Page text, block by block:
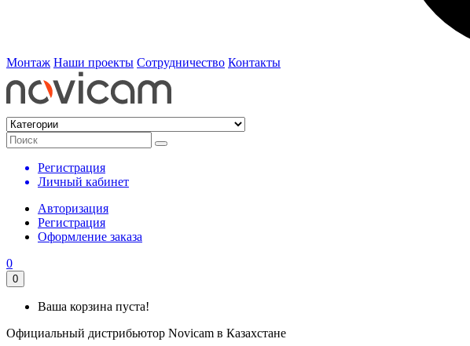
Монтаж Наши проекты Сотрудничество Контакты
Регистрация
Личный кабинет
Авторизация
Регистрация
Оформление заказа
0
0
Ваша корзина пуста!
Официальный дистрибьютор Novicam в Казахстане